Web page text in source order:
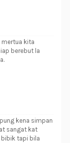
mertua kita
berebut la
kena simpan
sangat kat
tapi bila